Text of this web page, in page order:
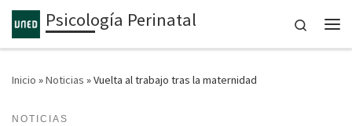
Saltar al contenido
Psicología Perinatal Search
Inicio »Noticias »Vuelta al trabajo tras la maternidad
NOTICIAS